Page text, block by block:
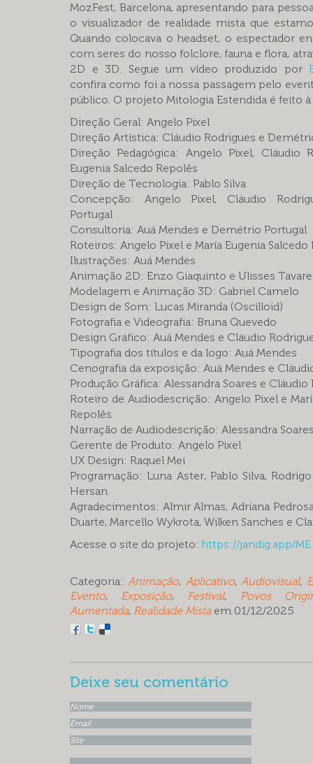
MozFest, Barcelona, apresentando para
o visualizador de realidade mista que
Quando colocava o headset, o espectador
com seres do nosso folclore, fauna e flora,
2D e 3D. Segue um vídeo produzido por
confira como foi a nossa passagem pelo
público. O projeto Mitologia Estendida é feito
Direção Geral: Angelo Pixel
Direção Artística: Cláudio Rodrigues e
Direção Pedagógica: Angelo Pixel, Cláudio
Eugenia Salcedo Repolês
Direção de Tecnologia: Pablo Silva
Concepção: Angelo Pixel, Cláudio
Portugal
Consultoria: Auá Mendes e Demétrio Portugal
Roteiros: Angelo Pixel e María Eugenia Salcedo
Ilustrações: Auá Mendes
Animação 2D: Enzo Giaquinto e Ulisses
Modelagem e Animação 3D: Gabriel Camelo
Design de Som: Lucas Miranda (Oscilloid)
Fotografia e Videografia: Bruna Quevedo
Design Gráfico: Auá Mendes e Cláudio
Tipografia dos títulos e da logo: Auá Mendes
Cenografia da exposição: Auá Mendes e
Produção Gráfica: Alessandra Soares e Cláudio
Roteiro de Audiodescrição: Angelo Pixel e
Repolês
Narração de Audiodescrição: Alessandra
Gerente de Produto: Angelo Pixel
UX Design: Raquel Mei
Programação: Luna Aster, Pablo Silva,
Hersan
Agradecimentos: Almir Almas, Adriana
Duarte, Marcello Wykrota, Wilken Sanches e
Acesse o site do projeto:https://jandig.app/ME
Categoria:Animação, Aplicativo,Audiovisual,
Evento, Exposição, Festival, Povos
Aumentada, Realidade Mistaem 01/12/2025
Deixe seu comentário